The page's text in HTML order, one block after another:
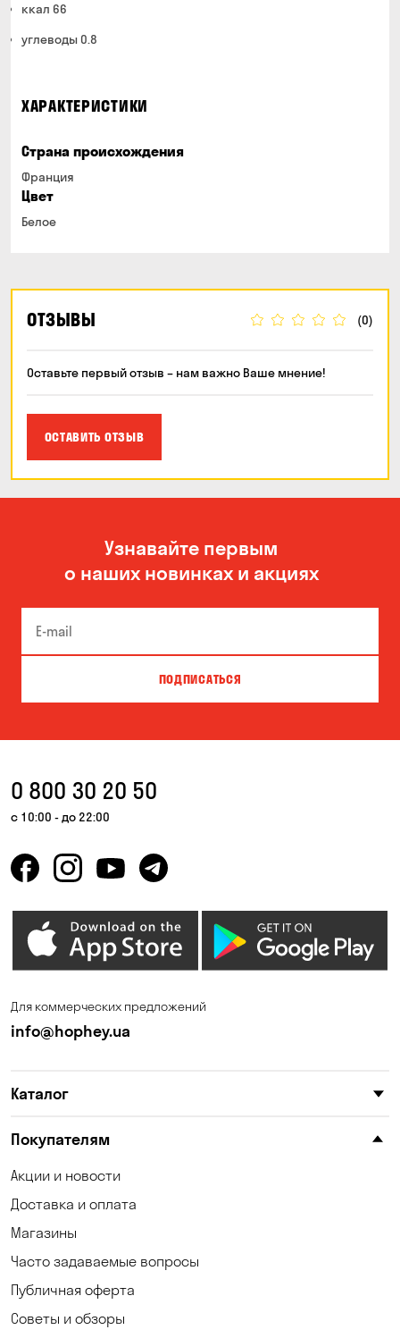
ккал 66
углеводы 0.8
ХАРАКТЕРИСТИКИ
Страна происхождения
Франция
Цвет
Белое
ОТЗЫВЫ (0)
Оставьте первый отзыв – нам важно Ваше мнение!
ОСТАВИТЬ ОТЗЫВ
Узнавайте первым
о наших новинках и акциях
ПОДПИСАТЬСЯ
0 800 30 20 50
с 10:00 - до 22:00
Для коммерческих предложений
info@hophey.ua
Каталог
Покупателям
Акции и новости
Доставка и оплата
Магазины
Часто задаваемые вопросы
Публичная оферта
Советы и обзоры